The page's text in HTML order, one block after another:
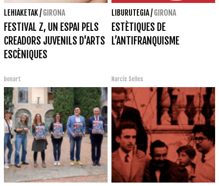
LEHIAKETAK/ GIRONA
FESTIVAL Z, UN ESPAI PELS
CREADORS JUVENILS D'ARTS
ESCÈNIQUES
bonart
LIBURUTEGIA/ GIRONA
ESTÈTIQUES DE
L’ANTIFRANQUISME
Narcís Selles